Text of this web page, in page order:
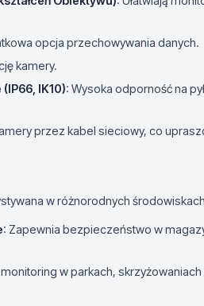
opcja przechowywania danych.
kamery.
IK10): Wysoka odporność na
przez kabel sieciowy, co
w różnorodnych
: Zapewnia bezpieczeństwo w
w parkach,